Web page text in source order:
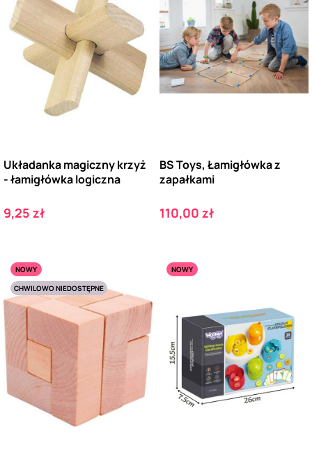
Układanka magiczny krzyż
- łamigłówka logiczna
Cena
9,25 zł
BS Toys, Łamigłówka z
zapałkami
Cena
110,00 zł
NOWY
CHWILOWO NIEDOSTĘPNE
NOWY